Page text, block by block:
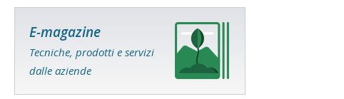
E-magazine
Tecniche, prodotti e servizi
dalle aziende